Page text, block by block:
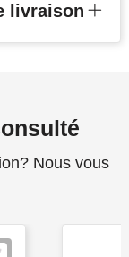
livraison
Nous vous